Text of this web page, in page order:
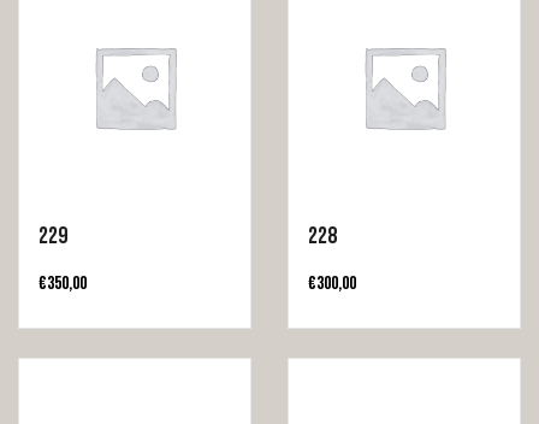
229
€350,00
228
€300,00